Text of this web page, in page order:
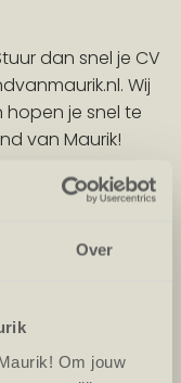
Over
Om jouw
dan snel je CV
Wij
hopen je snel te
van Maurik!